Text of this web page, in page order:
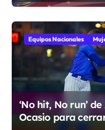
Equipos Nacionales
‘No hit, No run’
Ocasio para